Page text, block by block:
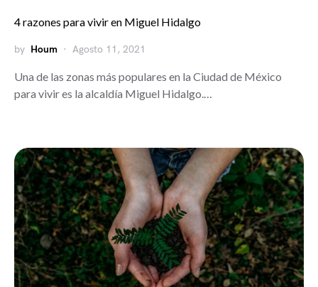
4 razones para vivir en Miguel Hidalgo
by Houm Agosto 11, 2021
Una de las zonas más populares en la Ciudad de México
para vivir es la alcaldía Miguel Hidalgo.…